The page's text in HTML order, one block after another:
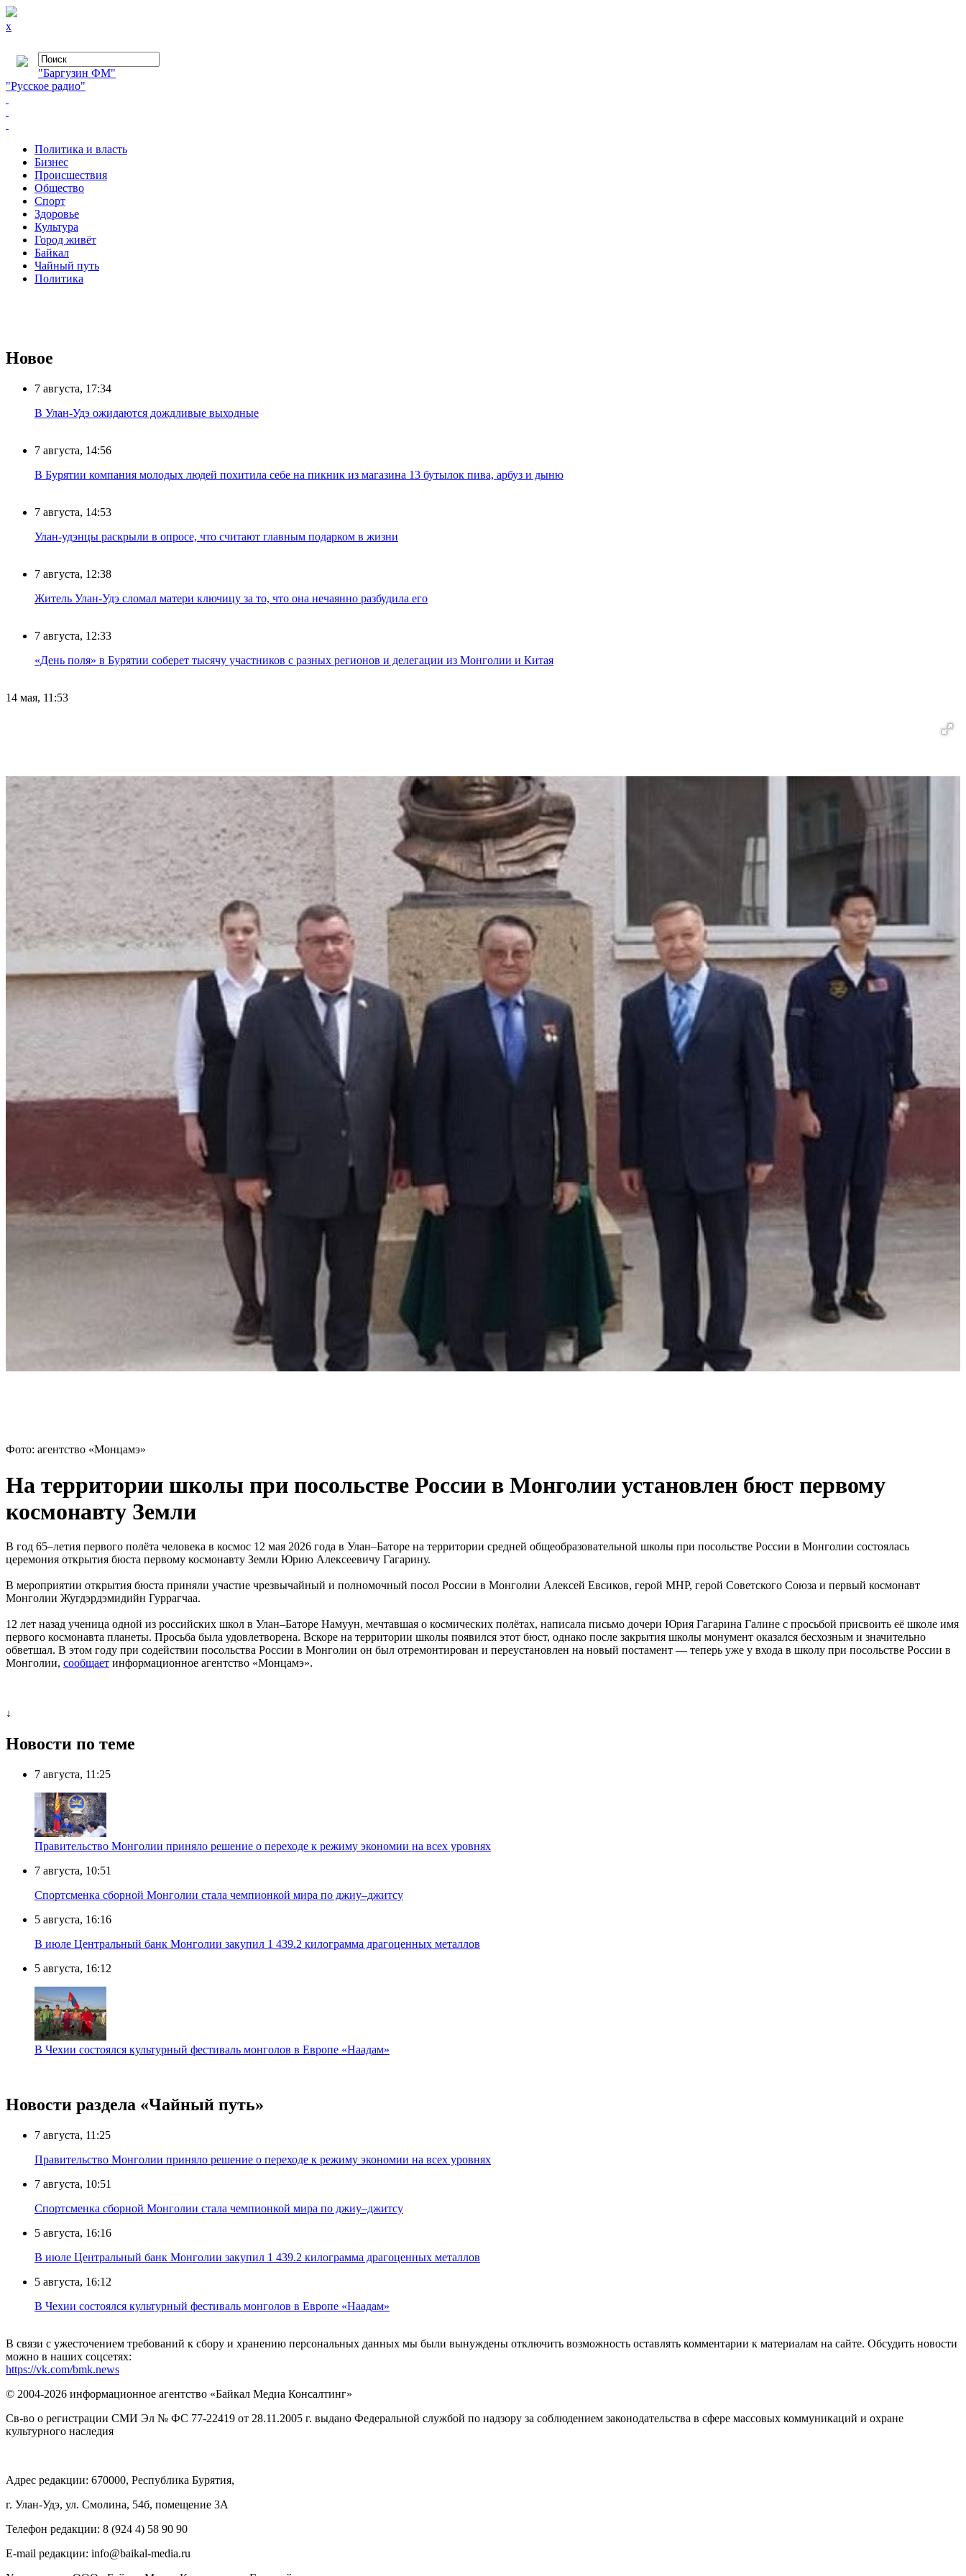
x
"Баргузин ФМ"
"Русское радио"
Политика и власть
Бизнес
Происшествия
Общество
Cпорт
Здоровье
Культура
Город живёт
Байкал
Чайный путь
Политика
Новое
7 августа, 17:34
В Улан-Удэ ожидаются дождливые выходные
7 августа, 14:56
В Бурятии компания молодых людей похитила себе на пикник из магазина 13 бутылок пива, арбуз и дыню
7 августа, 14:53
Улан-удэнцы раскрыли в опросе, что считают главным подарком в жизни
7 августа, 12:38
Житель Улан-Удэ сломал матери ключицу за то, что она нечаянно разбудила его
7 августа, 12:33
«День поля» в Бурятии соберет тысячу участников с разных регионов и делегации из Монголии и Китая
14 мая, 11:53
Фото: агентство «Монцамэ»
На территории школы при посольстве России в Монголии установлен бюст первому
космонавту Земли
В год 65–летия первого полёта человека в космос 12 мая 2026 года в Улан–Баторе на территории средней общеобразовательной школы при посольстве России в Монголии состоялась
церемония открытия бюста первому космонавту Земли Юрию Алексеевичу Гагарину.
В мероприятии открытия бюста приняли участие чрезвычайный и полномочный посол России в Монголии Алексей Евсиков, герой МНР, герой Советского Союза и первый космонавт
Монголии Жугдэрдэмидийн Гуррагчаа.
12 лет назад ученица одной из российских школ в Улан–Баторе Намуун, мечтавшая о космических полётах, написала письмо дочери Юрия Гагарина Галине с просьбой присвоить её школе имя
первого космонавта планеты. Просьба была удовлетворена. Вскоре на территории школы появился этот бюст, однако после закрытия школы монумент оказался бесхозным и значительно
обветшал. В этом году при содействии посольства России в Монголии он был отремонтирован и переустановлен на новый постамент — теперь уже у входа в школу при посольстве России в
Монголии, сообщает информационное агентство «Монцамэ».
↓
Новости по теме
7 августа, 11:25
Правительство Монголии приняло решение о переходе к режиму экономии на всех уровнях
7 августа, 10:51
Спортсменка сборной Монголии стала чемпионкой мира по джиу–джитсу
5 августа, 16:16
В июле Центральный банк Монголии закупил 1 439.2 килограмма драгоценных металлов
5 августа, 16:12
В Чехии состоялся культурный фестиваль монголов в Европе «Наадам»
Новости раздела «Чайный путь»
7 августа, 11:25
Правительство Монголии приняло решение о переходе к режиму экономии на всех уровнях
7 августа, 10:51
Спортсменка сборной Монголии стала чемпионкой мира по джиу–джитсу
5 августа, 16:16
В июле Центральный банк Монголии закупил 1 439.2 килограмма драгоценных металлов
5 августа, 16:12
В Чехии состоялся культурный фестиваль монголов в Европе «Наадам»
В связи с ужесточением требований к сбору и хранению персональных данных мы были вынуждены отключить возможность оставлять комментарии к материалам на сайте. Обсудить новости
можно в наших соцсетях:
https://vk.com/bmk.news
© 2004-2026 информационное агентство «Байкал Медиа Консалтинг»
Св-во о регистрации СМИ Эл № ФС 77-22419 от 28.11.2005 г. выдано Федеральной службой по надзору за соблюдением законодательства в сфере массовых коммуникаций и охране
культурного наследия
Адрес редакции: 670000, Республика Бурятия,
г. Улан-Удэ, ул. Смолина, 54б, помещение 3А
Телефон редакции: ‎‎8 (924 4) 58 90 90
E-mail редакции: info@baikal-media.ru